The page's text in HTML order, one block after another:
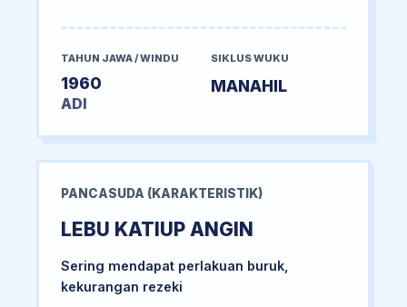
TAHUN JAWA / WINDU
1960
ADI
SIKLUS WUKU
MANAHIL
PANCASUDA (KARAKTERISTIK)
LEBU KATIUP ANGIN
Sering mendapat perlakuan buruk,
kekurangan rezeki